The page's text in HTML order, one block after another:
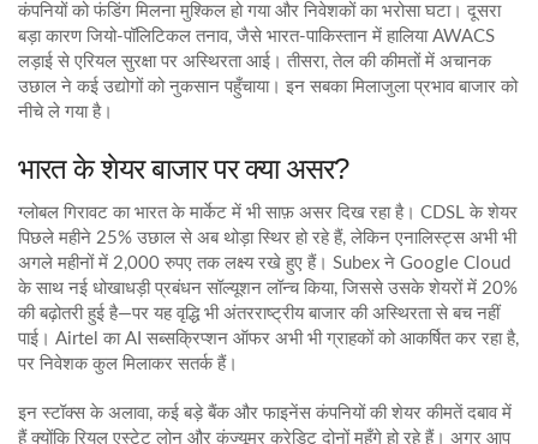
कंपनियों को फंडिंग मिलना मुश्किल हो गया और निवेशकों का भरोसा घटा। दूसरा
बड़ा कारण जियो‑पॉलिटिकल तनाव, जैसे भारत‑पाकिस्तान में हालिया AWACS
लड़ाई से एरियल सुरक्षा पर अस्थिरता आई। तीसरा, तेल की कीमतों में अचानक
उछाल ने कई उद्योगों को नुकसान पहुँचाया। इन सबका मिलाजुला प्रभाव बाजार को
नीचे ले गया है।
भारत के शेयर बाजार पर क्या असर?
ग्लोबल गिरावट का भारत के मार्केट में भी साफ़ असर दिख रहा है। CDSL के शेयर
पिछले महीने 25% उछाल से अब थोड़ा स्थिर हो रहे हैं, लेकिन एनालिस्ट्स अभी भी
अगले महीनों में 2,000 रुपए तक लक्ष्य रखे हुए हैं। Subex ने Google Cloud
के साथ नई धोखाधड़ी प्रबंधन सॉल्यूशन लॉन्च किया, जिससे उसके शेयरों में 20%
की बढ़ोतरी हुई है—पर यह वृद्धि भी अंतरराष्ट्रीय बाजार की अस्थिरता से बच नहीं
पाई। Airtel का AI सब्सक्रिप्शन ऑफर अभी भी ग्राहकों को आकर्षित कर रहा है,
पर निवेशक कुल मिलाकर सतर्क हैं।
इन स्टॉक्स के अलावा, कई बड़े बैंक और फाइनेंस कंपनियों की शेयर कीमतें दबाव में
हैं क्योंकि रियल एस्टेट लोन और कंज्यूमर क्रेडिट दोनों महँगे हो रहे हैं। अगर आप